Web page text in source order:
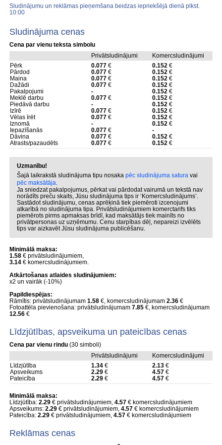
Sludinājumu un reklāmas pieņemšana beidzas iepriekšējā dienā plkst.
10:00
Sludinājuma cenas
Cena par vienu teksta simbolu
Privātsludinājumi
Komercsludinājumi
Pērk
0.077€ 0.152€
Pārdod
0.077€ 0.152€
Maina
0.077€ 0.152€
Dažādi
0.077€ 0.152€
Pakalpojumi
- 0.152€
Meklē darbu
0.077€ 0.152€
Piedāvā darbu
- 0.152€
Izīrē
0.077€ 0.152€
Vēlas īrēt
0.077€ 0.152€
Iznomā
- 0.152€
Iepazīšanās
0.077€
-
Dāvina
0.077€ 0.152€
Atrasts/pazaudēts
0.077€ 0.152€
Uzmanību!
Šajā laikrakstā sludinājuma tipu nosaka pēc sludinājuma saturavai
pēc maksātāja.
Ja sniedzat pakalpojumus, pērkat vai pārdodat vairumā un tekstā nav
norādīts preču skaits, Jūsu sludinājuma tips ir ‘Komercsludinājums’.
Sastādot sludinājumu, cenas aprēķinā tiek piemēroti izcenojumi
atkarībā no sludinājuma tipa. Privātsludinājumiem komerctarifs tiks
piemērots pirms apmaksas brīdī, kad maksātājs tiek mainīts no
privātpersonas uz uzņēmumu. Cenu starpības dēļ, nepareizi izvēlēts
tips var aizkavēt Jūsu sludinājuma publicēšanu.
Minimālā maksa:
1.58€ privātsludinājumiem,
3.14€ komercsludinājumiem.
Atkārtošanas atlaides sludinājumiem:
x2 un vairāk (-10%)
Papildiespējas:
Rāmītis: privātsludinājumam 1.58€, komercsludinājumam 2.36€
Fotoattēla pievienošana: privātsludinājumam 7.85€, komercsludinājumam
12.56€
Līdzjūtības, apsveikuma un pateicības cenas
Cena par vienu rindu (30 simboli)
Privātsludinājumi
Komercsludinājumi
Līdzjūtība
1.34€ 2.13€
Apsveikums
2.29€ 4.57€
Pateicība
2.29€ 4.57€
Minimālā maksa:
Līdzjūtība: 2.29€ privātsludinājumiem, 4.57€ komercsludinājumiem
Apsveikums: 2.29€ privātsludinājumiem, 4.57€ komercsludinājumiem
Pateicība: 2.29€ privātsludinājumiem, 4.57€ komercsludinājumiem
Reklāmas cenas